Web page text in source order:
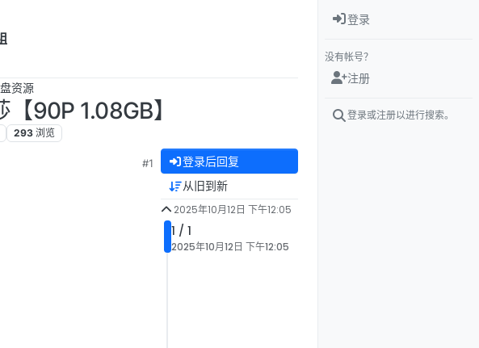
资源
90P 1.08GB】
293 浏览
#1 登录后回复
从旧到新
2025年10月12日 下午12:05
1 / 1
2025年10月12日 下午12:05
登录
没有帐号？
注册
登录或注册以进行搜索。